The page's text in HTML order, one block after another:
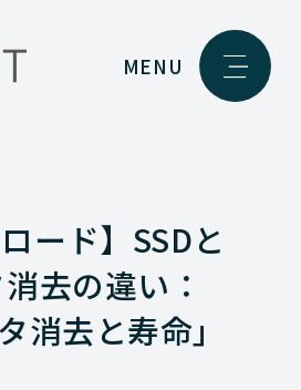
MENU
ード】SSDと
去の違い：
消去と寿命」